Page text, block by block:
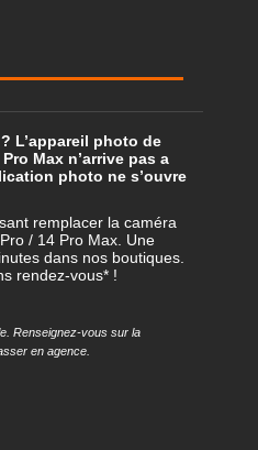
L’appareil photo de
Pro Max n’arrive pas a
photo ne s’ouvre
remplacer la caméra
/ 14 Pro Max. Une
dans nos boutiques.
rendez-vous* !
Renseignez-vous sur la
en agence.